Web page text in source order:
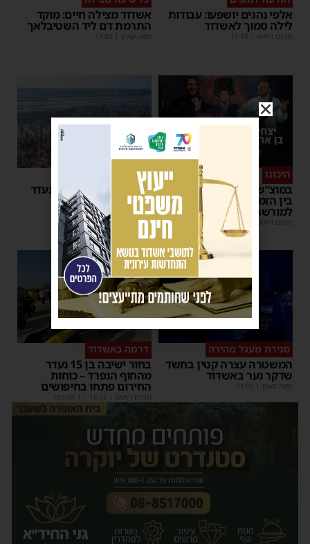
אלפי נהגים יושפעו: עבודות
לילה סמוך לאשדוד
מנחם דויטש
אשדוד מצילה חיים: מוקד
התרמת דם ליד השטיבלאך
משה קאהן 11:05
היכונו
במוצ”ש הקרוב: מופע סיום
בין הזמנים של 'המרכז
למורשת' ו'מהות'
מנחם דויטש 11:01
סוף טוב
אותר בחור הישיבה שנעדר
בחוף הנפרד באשדוד
מנחם דויטש 22:08 | 3 תגובות
סגירת מעגל מהירה
המשטרה עצרה קטין בחשד
שדקר נער באשדוד
משה קאהן 21:59
דרמה באשדוד
בחור ישיבה בן 15 נעדר
מהחוף הנפרד – כוחות
החירום פתחו בחיפושים
מנחם דויטש 18:32
פרסומת